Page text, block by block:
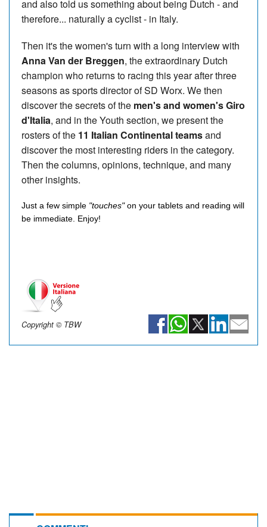
and also told us something about being Dutch - and
therefore... naturally a cyclist - in Italy.
Then it's the women's turn with a long interview with
Anna Van der Breggen, the extraordinary Dutch
champion who returns to racing this year after three
seasons as sports director of SD Worx. We then
discover the secrets of the men's and women's Giro
d'Italia, and in the Youth section, we present the
rosters of the 11 Italian Continental teamsand
discover the most interesting riders in the category.
Then the columns, opinions, technique, and many
other insights.
Just a few simple "touches"on your tablets and reading will
be immediate. Enjoy!
Copyright © TBW